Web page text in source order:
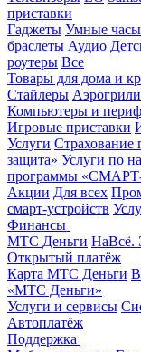
приставки
Гаджеты Умные часы
браслеты Аудио
роутеры Все
Товары для дома и
Стайлеры Аэрогрили
Компьютеры и
Игровые приставки
Услуги Страхование
защита» Услуги по
программы «СМАРТ-
Акции Для всех
смарт-устройств
Финансы
МТС Деньги НаВсё.
Открытый платёж
Карта МТС Деньги
«МТС Деньги»
Услуги и сервисы
Автоплатёж
Поддержка